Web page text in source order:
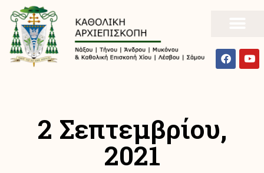
2 Σεπτεμβρίου,
2021